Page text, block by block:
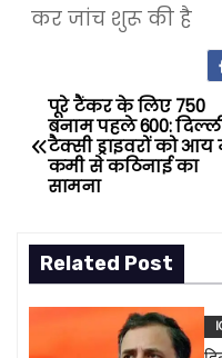
कर जांच शुरू की है
P
o
t
n
पूरे टैंकर के लिए ₹750
बनाम पहले ₹600:
टैक्सी ड्राइवरों को आय
कमी से कठिनाई का
सामना
Related Post